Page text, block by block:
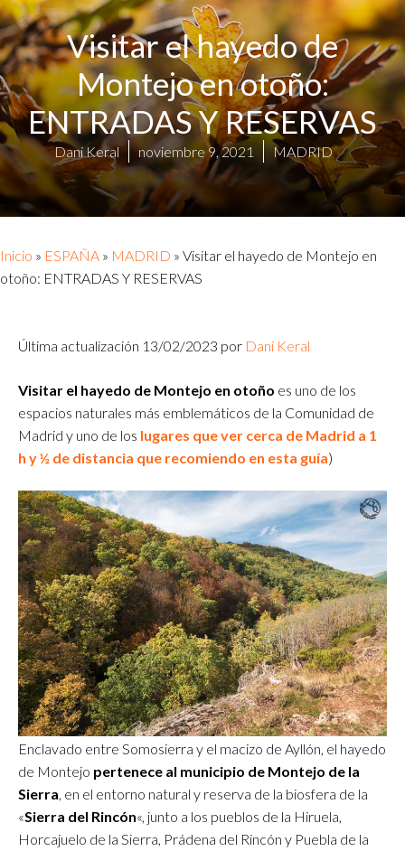
Visitar el hayedo de
Montejo en otoño:
ENTRADAS Y RESERVAS
Dani Keral noviembre 9, 2021 MADRID
Inicio » ESPAÑA » MADRID » Visitar el hayedo de Montejo en
otoño: ENTRADAS Y RESERVAS
Última actualización 13/02/2023 por Dani Keral
Visitar el hayedo de Montejo en otoño es uno de los
espacios naturales más emblemáticos de la Comunidad de
Madrid y uno de los lugares que ver cerca de Madrid a 1
h y ½ de distancia que recomiendo en esta guía)
Enclavado entre Somosierra y el macizo de Ayllón, el hayedo
de Montejo pertenece al municipio de Montejo de la
Sierra , en el entorno natural y reserva de la biosfera de la
«Sierra del Rincón«, junto a los pueblos de la Hiruela,
Horcajuelo de la Sierra, Prádena del Rincón y Puebla de la